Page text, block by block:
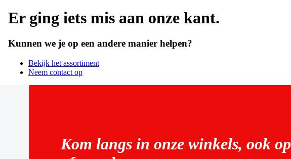
Er ging iets mis aan onze kant.
Kunnen we je op een andere manier helpen?
Bekijk het assortiment
Neem contact op
Kom langs in onze winkels, ook op